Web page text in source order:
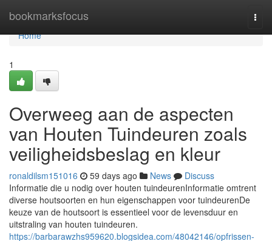
bookmarksfocus
Home
Home
1
Overweeg aan de aspecten
van Houten Tuindeuren zoals
veiligheidsbeslag en kleur
ronaldilsm151016 59 days ago News
Discuss
Informatie die u nodig over houten tuindeurenInformatie omtrent
diverse houtsoorten en hun eigenschappen voor tuindeurenDe
keuze van de houtsoort is essentieel voor de levensduur en
uitstraling van houten tuindeuren.
https://barbarawzhs959620.blogsidea.com/48042146/opfrissen-